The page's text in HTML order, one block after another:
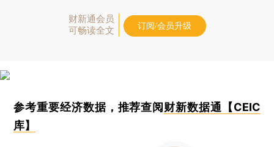
财新通会员
可畅读全文
订阅/会员升级
参考重要经济数据，推荐查阅 财新数据通【CEIC
库】